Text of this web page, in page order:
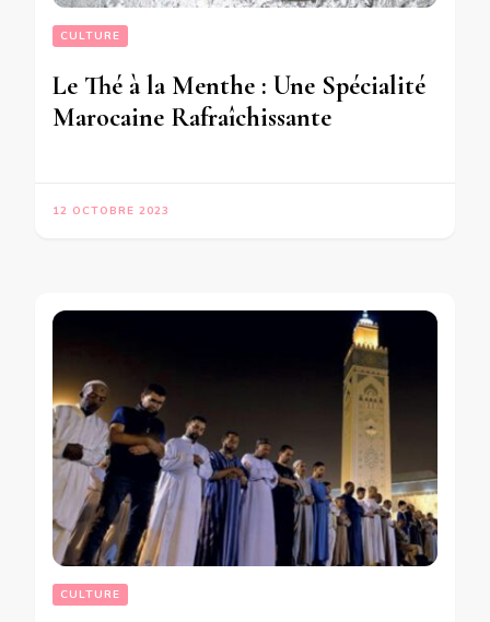
CULTURE
Le Thé à la Menthe : Une Spécialité
Marocaine Rafraîchissante
12 OCTOBRE 2023
CULTURE